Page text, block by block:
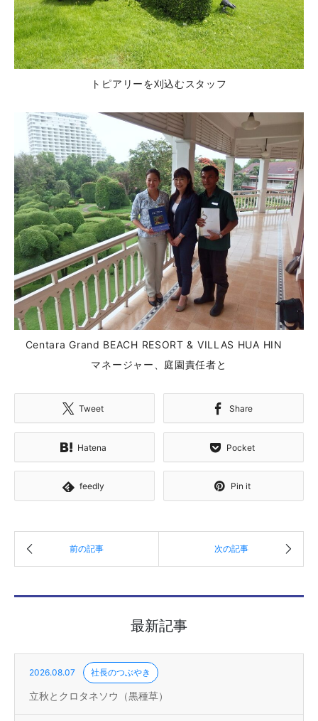
トピアリーを刈込むスタッフ
Centara Grand BEACH RESORT & VILLAS HUA HIN
マネージャー、庭園責任者と
Tweet Share
Hatena Pocket
feedly Pin it
最新記事
2026.08.07 社長のつぶやき
立秋とクロタネソウ（黒種草）